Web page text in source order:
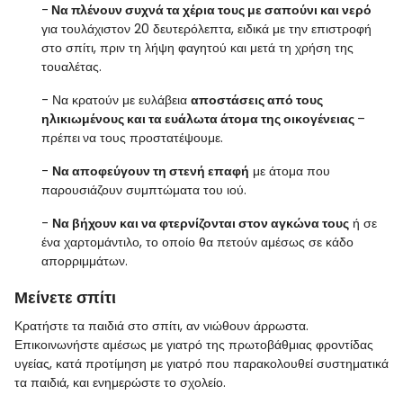
- Να πλένουν συχνά τα χέρια τους με σαπούνι και νερό
για τουλάχιστον 20 δευτερόλεπτα, ειδικά με την επιστροφή
στο σπίτι, πριν τη λήψη φαγητού και μετά τη χρήση της
τουαλέτας.
- Να κρατούν με ευλάβεια αποστάσεις από τους
ηλικιωμένους και τα ευάλωτα άτομα της οικογένειας –
πρέπεινα τους προστατέψουμε.
- Να αποφεύγουν τη στενή επαφή με άτομα που
παρουσιάζουν συμπτώματα του ιού.
- Να βήχουν και να φτερνίζονται στον αγκώνα τους ή σε
ένα χαρτομάντιλο, το οποίο θα πετούν αμέσως σε κάδο
απορριμμάτων.
Μείνετε σπίτι
Κρατήστε τα παιδιά στο σπίτι, αν νιώθουν άρρωστα.
Επικοινωνήστε αμέσως με γιατρό της πρωτοβάθμιας φροντίδας
υγείας, κατά προτίμηση με γιατρό που παρακολουθεί συστηματικά
τα παιδιά, και ενημερώστε το σχολείο.